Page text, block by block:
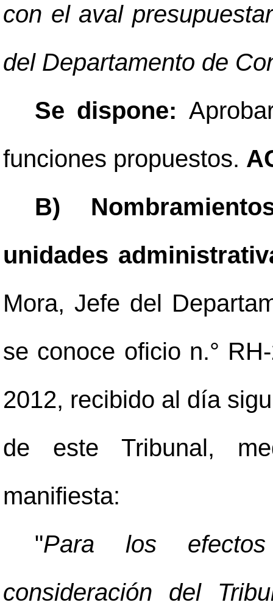
con el aval
del Departamento de
Se dispone:
funciones propuestos.
B)
unidades
Mora, Jefe del
se conoce oficio n.°
2012, recibido al día
de este Tribunal,
manifiesta:
"Para los
consideración del